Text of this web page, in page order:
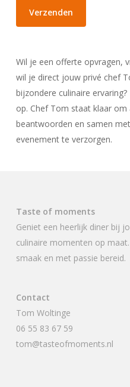
Wil je een offerte opvragen,
wil je direct jouw privé chef
bijzondere culinaire
op. Chef Tom staat klaar
beantwoorden en samen
evenement te verzorgen.
Taste of moments
Geniet een heerlijk diner bij
culinaire momenten op
smaak en met passie bereid.
Contact
Tom Woltinge
06 55 83 67 59
tom@tasteofmoments.nl